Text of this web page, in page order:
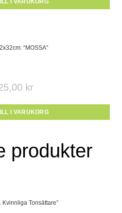
I VARUKORG
“MOSSA”
kr
I VARUKORG
produkter
Kvinnliga Tonsättare”